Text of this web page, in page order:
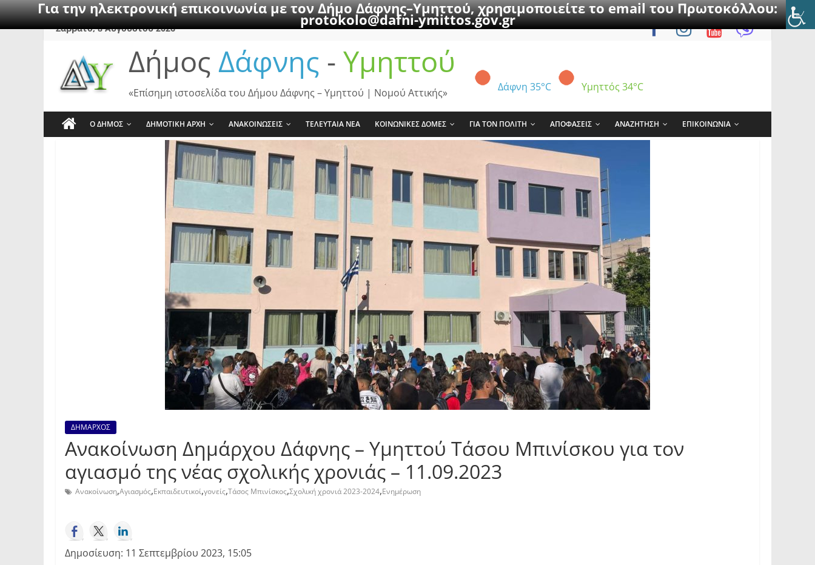
Για την ηλεκτρονική επικοινωνία με τον Δήμο Δάφνης–Υμηττού, χρησιμοποιείτε το email του Πρωτοκόλλου:
protokolo@dafni-ymittos.gov.gr
SkipΣάββατο, 8 Αυγούστου 2026
Δήμος Δάφνης - Υμηττού
Δάφνη 35°C Υμηττός 34°C
«Επίσημη ιστοσελίδα του Δήμου Δάφνης – Υμηττού | Νομού Αττικής»
Ο ΔΗΜΟΣ ΔΗΜΟΤΙΚΗ ΑΡΧΗ ΑΝΑΚΟΙΝΩΣΕΙΣ ΤΕΛΕΥΤΑΙΑ ΝΕΑ ΚΟΙΝΩΝΙΚΕΣ ΔΟΜΕΣ ΓΙΑ ΤΟΝ ΠΟΛΙΤΗ ΑΠΟΦΑΣΕΙΣ ΑΝΑΖΗΤΗΣΗ ΕΠΙΚΟΙΝΩΝΙΑ
ΔΗΜΑΡΧΟΣ
Ανακοίνωση Δημάρχου Δάφνης – Υμηττού Τάσου Μπινίσκου για τον
αγιασμό της νέας σχολικής χρονιάς – 11.09.2023
Ανακοίνωση,Αγιασμός,Εκπαιδευτικοί,γονείς,Τάσος Μπινίσκος,Σχολική χρονιά 2023-2024,Ενημέρωση
Δημοσίευση: 11 Σεπτεμβρίου 2023, 15:05